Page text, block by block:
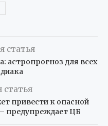
статья
астропрогноз для всех
привести к опасной
предупреждает ЦБ